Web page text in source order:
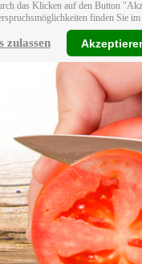
das Klicken auf den Button
finden Sie
zulassen